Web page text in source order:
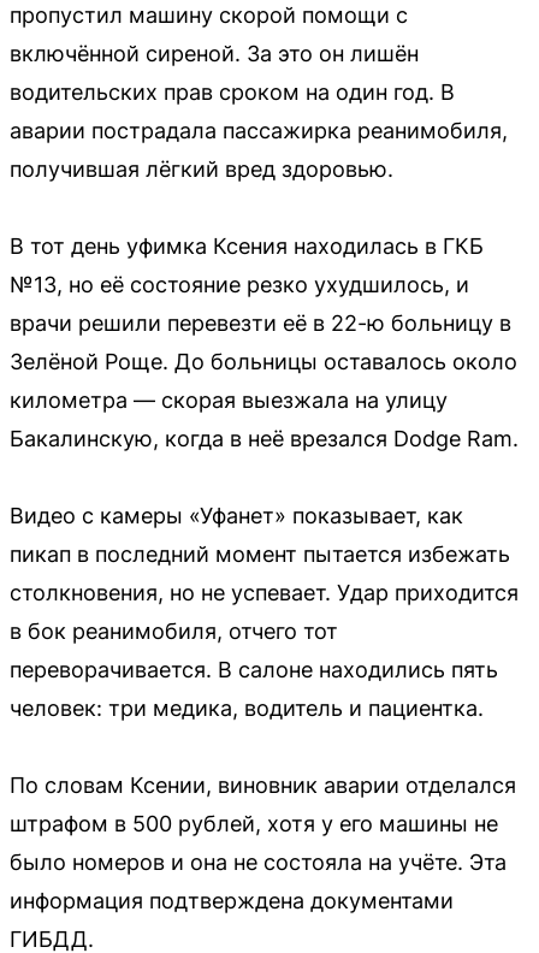
пропустил машину скорой помощи с
включённой сиреной. За это он лишён
водительских прав сроком на один год. В
аварии пострадала пассажирка реанимобиля,
получившая лёгкий вред здоровью.
В тот день уфимка Ксения находилась в ГКБ
№13, но её состояние резко ухудшилось, и
врачи решили перевезти её в 22-ю больницу в
Зелёной Роще. До больницы оставалось около
километра — скорая выезжала на улицу
Бакалинскую, когда в неё врезался Dodge Ram.
Видео с камеры «Уфанет» показывает, как
пикап в последний момент пытается избежать
столкновения, но не успевает. Удар приходится
в бок реанимобиля, отчего тот
переворачивается. В салоне находились пять
человек: три медика, водитель и пациентка.
По словам Ксении, виновник аварии отделался
штрафом в 500 рублей, хотя у его машины не
было номеров и она не состояла на учёте. Эта
информация подтверждена документами
ГИБДД.